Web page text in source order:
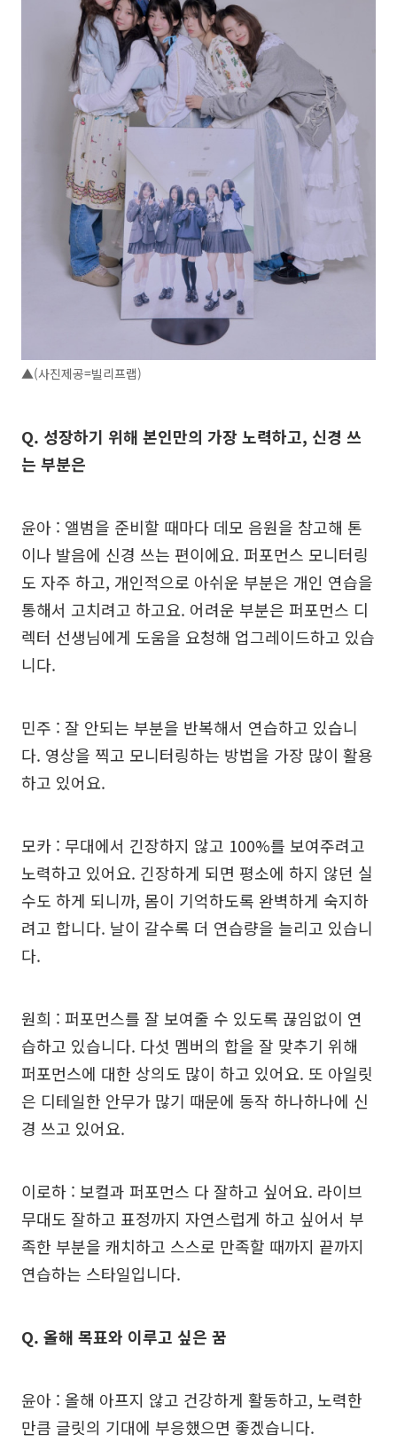
▲(사진제공=빌리프랩)
Q. 성장하기 위해 본인만의 가장 노력하고, 신경 쓰
는 부분은
윤아 : 앨범을 준비할 때마다 데모 음원을 참고해 톤
이나 발음에 신경 쓰는 편이에요. 퍼포먼스 모니터링
도 자주 하고, 개인적으로 아쉬운 부분은 개인 연습을
통해서 고치려고 하고요. 어려운 부분은 퍼포먼스 디
렉터 선생님에게 도움을 요청해 업그레이드하고 있습
니다.
민주 : 잘 안되는 부분을 반복해서 연습하고 있습니
다. 영상을 찍고 모니터링하는 방법을 가장 많이 활용
하고 있어요.
모카 : 무대에서 긴장하지 않고 100%를 보여주려고
노력하고 있어요. 긴장하게 되면 평소에 하지 않던 실
수도 하게 되니까, 몸이 기억하도록 완벽하게 숙지하
려고 합니다. 날이 갈수록 더 연습량을 늘리고 있습니
다.
원희 : 퍼포먼스를 잘 보여줄 수 있도록 끊임없이 연
습하고 있습니다. 다섯 멤버의 합을 잘 맞추기 위해
퍼포먼스에 대한 상의도 많이 하고 있어요. 또 아일릿
은 디테일한 안무가 많기 때문에 동작 하나하나에 신
경 쓰고 있어요.
이로하 : 보컬과 퍼포먼스 다 잘하고 싶어요. 라이브
무대도 잘하고 표정까지 자연스럽게 하고 싶어서 부
족한 부분을 캐치하고 스스로 만족할 때까지 끝까지
연습하는 스타일입니다.
Q. 올해 목표와 이루고 싶은 꿈
윤아 : 올해 아프지 않고 건강하게 활동하고, 노력한
만큼 글릿의 기대에 부응했으면 좋겠습니다.